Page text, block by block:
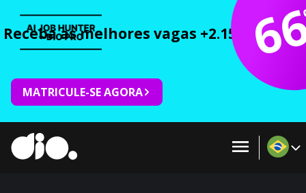
Receba as melhores vagas +2.150 cursos
MATRICULE-SE AGORA